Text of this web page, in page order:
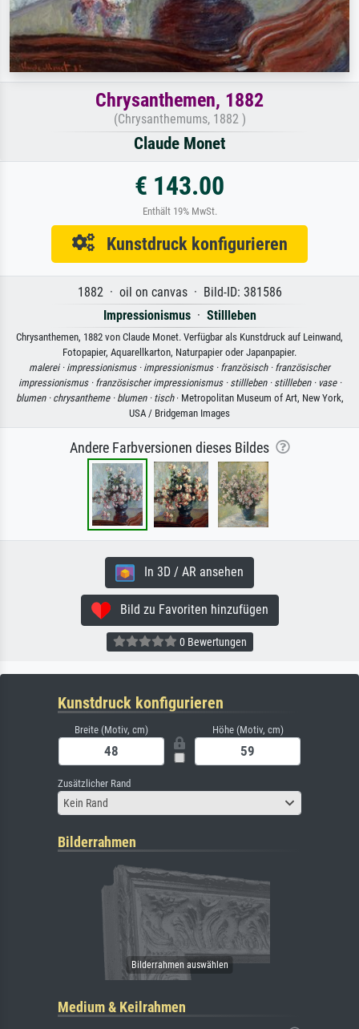
Chrysanthemen, 1882
(Chrysanthemums, 1882 )
Claude Monet
€ 143.00
Enthält 19% MwSt.
Kunstdruck konfigurieren
1882 · oil on canvas · Bild-ID: 381586
Impressionismus· Stillleben
Chrysanthemen, 1882 von Claude Monet. Verfügbar als Kunstdruck auf Leinwand,
Fotopapier, Aquarellkarton, Naturpapier oder Japanpapier.
malerei · impressionismus · impressionismus · französisch · französischer
impressionismus · französischer impressionismus · stillleben · stillleben · vase ·
blumen · chrysantheme · blumen · tisch· Metropolitan Museum of Art, New York,
USA / Bridgeman Images
Andere Farbversionen dieses Bildes
In 3D / AR ansehen
Bild zu Favoriten hinzufügen
0 Bewertungen
Kunstdruck konfigurieren
Breite (Motiv, cm) Höhe (Motiv, cm)
Zusätzlicher Rand
Kein Rand
Bilderrahmen
Medium & Keilrahmen